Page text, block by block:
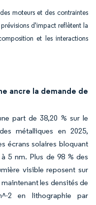
moteurs et des contraintes
d'impact reflètent la
et les interactions
ancre la demande de
part de 38,20 % sur le
métalliques en 2025,
écrans solaires bloquant
5 nm. Plus de 98 % des
visible reposent sur
les densités de
2 en lithographie par